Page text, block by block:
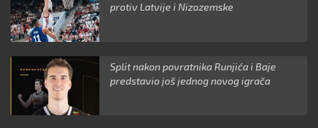
protiv Latvije i Nizozemske
Split nakon povratnika Runjića i Baje
predstavio još jednog novog igrača